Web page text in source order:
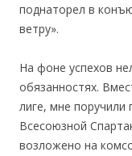
поднаторел в
ветру».
На фоне успехов
обязанностях.
лиге, мне поручили
Всесоюзной
возложено на